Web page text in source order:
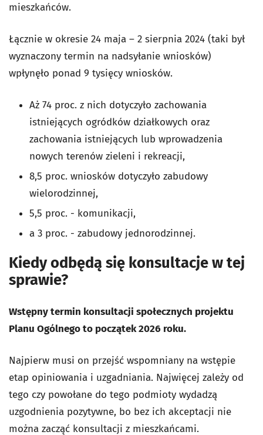
mieszkańców.
Łącznie w okresie 24 maja – 2 sierpnia 2024 (taki był
wyznaczony termin na nadsyłanie wniosków)
wpłynęło ponad 9 tysięcy wniosków.
Aż 74 proc. z nich dotyczyło zachowania
istniejących ogródków działkowych oraz
zachowania istniejących lub wprowadzenia
nowych terenów zieleni i rekreacji,
8,5 proc. wniosków dotyczyło zabudowy
wielorodzinnej,
5,5 proc. - komunikacji,
a 3 proc. - zabudowy jednorodzinnej.
Kiedy odbędą się konsultacje w tej
sprawie?
Wstępny termin konsultacji społecznych projektu
Planu Ogólnego to początek 2026 roku.
Najpierw musi on przejść wspomniany na wstępie
etap opiniowania i uzgadniania. Najwięcej zależy od
tego czy powołane do tego podmioty wydadzą
uzgodnienia pozytywne, bo bez ich akceptacji nie
można zacząć konsultacji z mieszkańcami.